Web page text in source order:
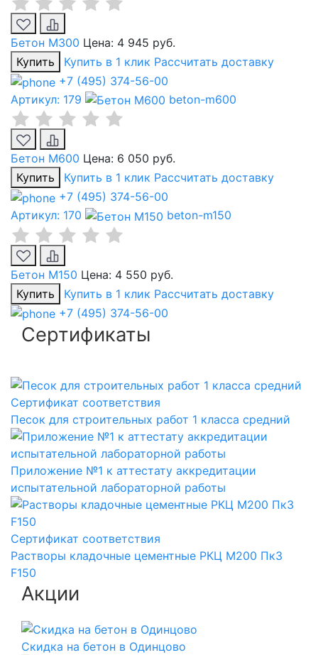
Бетон М300 Цена: 4 945 руб.
Купить
Купить в 1 клик Рассчитать доставку
+7 (495) 374-56-00
Артикул: 179
beton-m600
Бетон М600 Цена: 6 050 руб.
Купить
Купить в 1 клик Рассчитать доставку
+7 (495) 374-56-00
Артикул: 170
beton-m150
Бетон М150 Цена: 4 550 руб.
Купить
Купить в 1 клик Рассчитать доставку
+7 (495) 374-56-00
Сертификаты
Сертификат соответствия
Песок для строительных работ 1 класса средний
Приложение №1 к аттестату аккредитации
испытательной лабораторной работы
Сертификат соответствия
Растворы кладочные цементные РКЦ М200 Пк3
F150
Акции
Скидка на бетон в Одинцово